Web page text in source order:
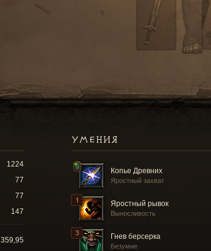
УМЕНИЯ
Копье Древних
Яростный захват
Яростный рывок
Выносливость
Гнев берсерка
Безумие
1224
77
77
147
359,95